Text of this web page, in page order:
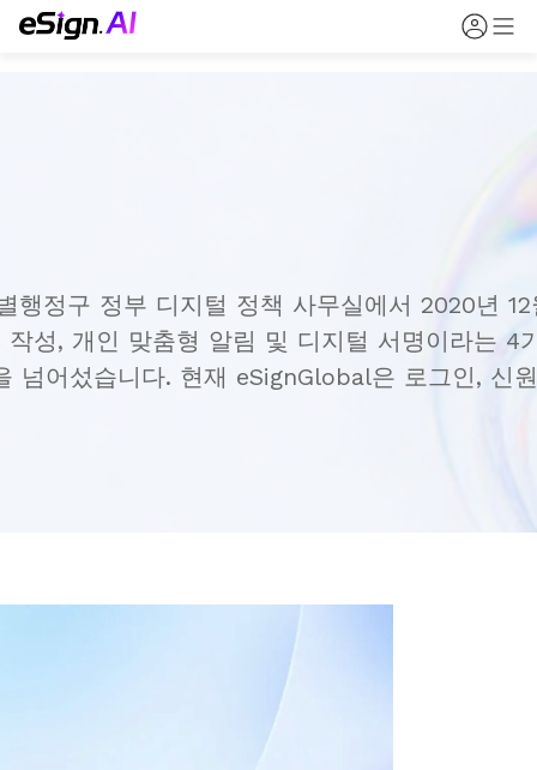
행정구 정부 디지털 정책 사무실에서 2020년
성, 개인 맞춤형 알림 및 디지털 서명이라는
넘어섰습니다. 현재 eSignGlobal은 로그인, 신